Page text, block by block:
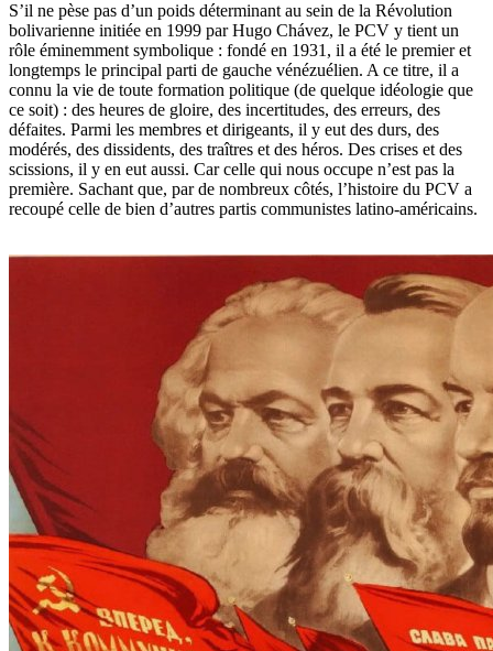
S’il ne pèse pas d’un poids déterminant au sein de la Révolution
bolivarienne initiée en 1999 par Hugo Chávez, le PCV y tient un
rôle éminemment symbolique : fondé en 1931, il a été le premier et
longtemps le principal parti de gauche vénézuélien. A ce titre, il a
connu la vie de toute formation politique (de quelque idéologie que
ce soit) : des heures de gloire, des incertitudes, des erreurs, des
défaites. Parmi les membres et dirigeants, il y eut des durs, des
modérés, des dissidents, des traîtres et des héros. Des crises et des
scissions, il y en eut aussi. Car celle qui nous occupe n’est pas la
première. Sachant que, par de nombreux côtés, l’histoire du PCV a
recoupé celle de bien d’autres partis communistes latino-américains.